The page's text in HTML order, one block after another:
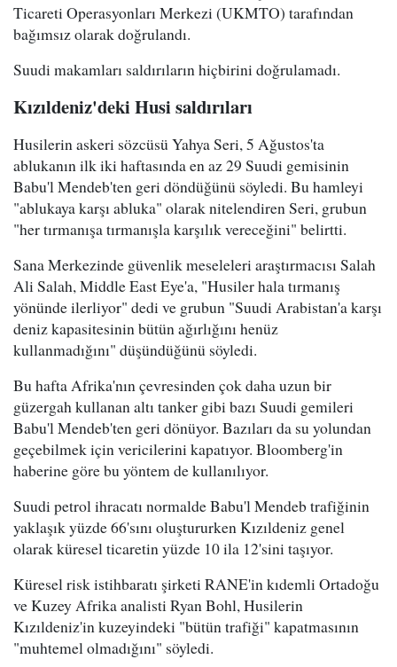
Ticareti Operasyonları Merkezi (UKMTO) tarafından
bağımsız olarak doğrulandı.
Suudi makamları saldırıların hiçbirini doğrulamadı.
Kızıldeniz'deki Husi saldırıları
Husilerin askeri sözcüsü Yahya Seri, 5 Ağustos'ta
ablukanın ilk iki haftasında en az 29 Suudi gemisinin
Babu'l Mendeb'ten geri döndüğünü söyledi. Bu hamleyi
"ablukaya karşı abluka" olarak nitelendiren Seri, grubun
"her tırmanışa tırmanışla karşılık vereceğini" belirtti.
Sana Merkezinde güvenlik meseleleri araştırmacısı Salah
Ali Salah, Middle East Eye'a, "Husiler hala tırmanış
yönünde ilerliyor" dedi ve grubun "Suudi Arabistan'a karşı
deniz kapasitesinin bütün ağırlığını henüz
kullanmadığını" düşündüğünü söyledi.
Bu hafta Afrika'nın çevresinden çok daha uzun bir
güzergah kullanan altı tanker gibi bazı Suudi gemileri
Babu'l Mendeb'ten geri dönüyor. Bazıları da su yolundan
geçebilmek için vericilerini kapatıyor. Bloomberg'in
haberine göre bu yöntem de kullanılıyor.
Suudi petrol ihracatı normalde Babu'l Mendeb trafiğinin
yaklaşık yüzde 66'sını oluştururken Kızıldeniz genel
olarak küresel ticaretin yüzde 10 ila 12'sini taşıyor.
Küresel risk istihbaratı şirketi RANE'in kıdemli Ortadoğu
ve Kuzey Afrika analisti Ryan Bohl, Husilerin
Kızıldeniz'in kuzeyindeki "bütün trafiği" kapatmasının
"muhtemel olmadığını" söyledi.